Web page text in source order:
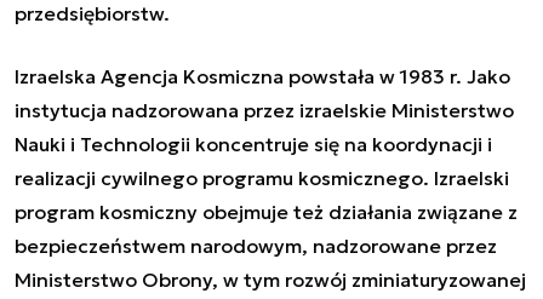
przedsiębiorstw.
Izraelska Agencja Kosmiczna powstała w 1983 r. Jako
instytucja nadzorowana przez izraelskie Ministerstwo
Nauki i Technologii koncentruje się na koordynacji i
realizacji cywilnego programu kosmicznego. Izraelski
program kosmiczny obejmuje też działania związane z
bezpieczeństwem narodowym, nadzorowane przez
Ministerstwo Obrony, w tym rozwój zminiaturyzowanej